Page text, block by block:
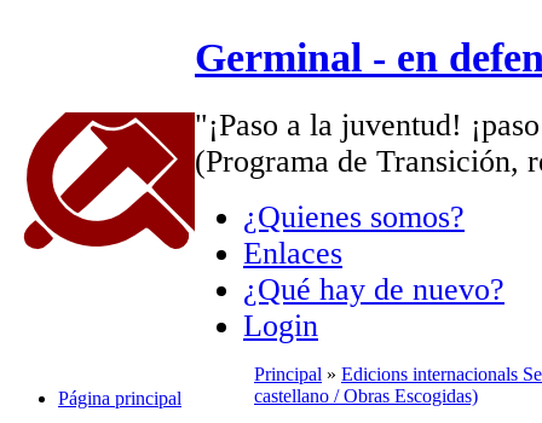
Germinal - en
"¡Paso a la juventud!
(Programa de Transición,
¿Quienes somos?
Enlaces
¿Qué hay de nuevo?
Login
Página principal
Principal » Edicions internacionals
castellano / Obras Escogidas)